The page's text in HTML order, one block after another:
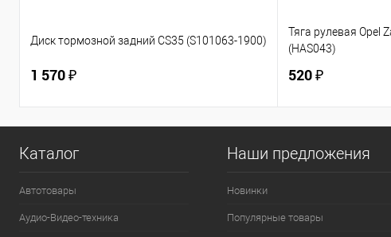
Диск тормозной задний CS35 (S101063-1900)
1 570 ₽
Тяга рулевая Opel
(HAS043)
520 ₽
Каталог
Автотовары
Аудио-Видео-техника
Наши предложения
Новинки
Популярные товары